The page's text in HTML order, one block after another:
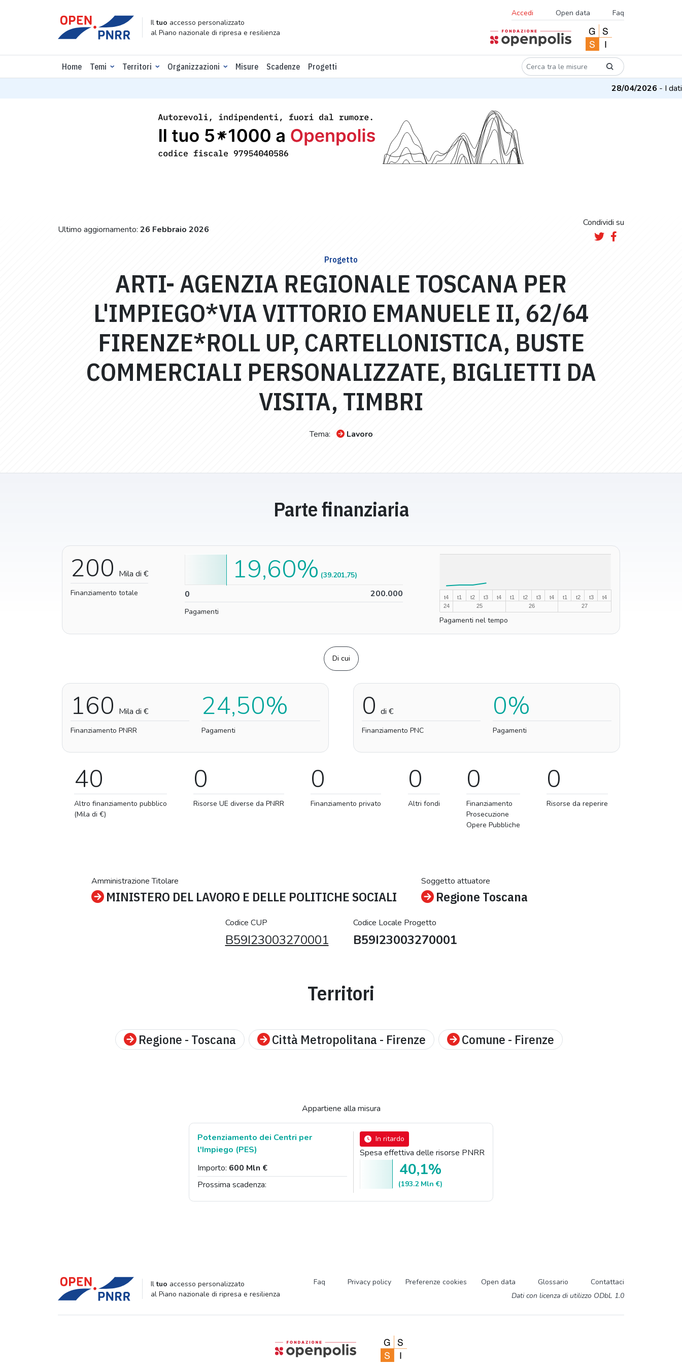
Iltuo accesso personalizzato
al Piano nazionale di ripresa e resilienza
Accedi Open data Faq
Home Temi Territori Organizzazioni Misure Scadenze Progetti
28/04/2026- I dati
Ultimo aggiornamento: 26 Febbraio 2026
Condividi su
Progetto
ARTI- AGENZIA REGIONALE TOSCANA PER
L'IMPIEGO*VIA VITTORIO EMANUELE II, 62/64
FIRENZE*ROLL UP, CARTELLONISTICA, BUSTE
COMMERCIALI PERSONALIZZATE, BIGLIETTI DA
VISITA, TIMBRI
Tema: Lavoro
Parte finanziaria
200 Mila di €
Finanziamento totale 0 200.000
19,60% (39.201,75)
Pagamenti
t4
24
t1
25
t2 t3 t4
t1
26
t2 t3 t4
t1
27
t2 t3 t4
Pagamenti nel tempo
Di cui
160 Mila di €
Finanziamento PNRR
24,50%
Pagamenti
0 di €
Finanziamento PNC
0%
Pagamenti
40
Altro finanziamento pubblico
(Mila di €)
0
Risorse UE diverse da PNRR
0
Finanziamento privato
0
Altri fondi
0
Finanziamento
Prosecuzione
Opere Pubbliche
0
Risorse da reperire
Amministrazione Titolare
MINISTERO DEL LAVORO E DELLE POLITICHE SOCIALI
Soggetto attuatore
Regione Toscana
Codice CUP
B59I23003270001
Codice Locale Progetto
B59I23003270001
Territori
Regione - Toscana Città Metropolitana - Firenze Comune - Firenze
Appartiene alla misura
Potenziamento dei Centri per
l'Impiego (PES)
Importo: 600 Mln €
Prossima scadenza:
In ritardo
Spesa effettiva delle risorse PNRR
40,1%
(193.2 Mln €)
Iltuo accesso personalizzato
al Piano nazionale di ripresa e resilienza
Faq Privacy policy Preferenze cookies Open data Glossario
Contattaci
Dati con licenza di utilizzo ODbL 1.0